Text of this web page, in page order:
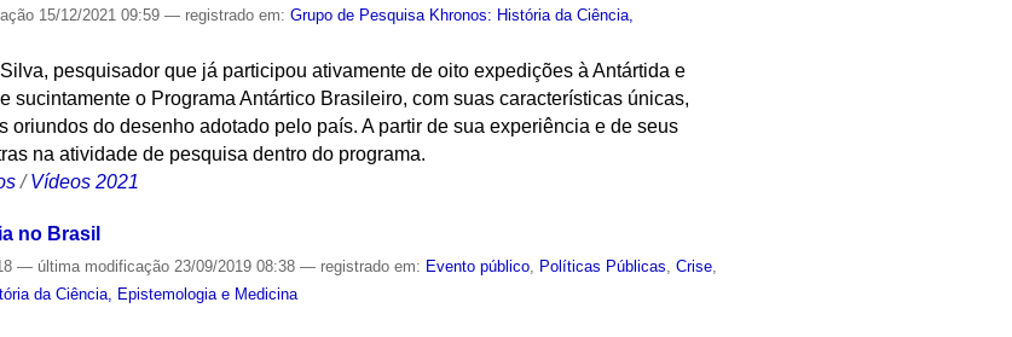
15/12/2021 09:59— registrado em:Grupo de Pesquisa Khronos: História da Ciência,
pesquisador que já participou ativamente de oito expedições à Antártida e
sucintamente o Programa Antártico Brasileiro, com suas características únicas,
oriundos do desenho adotado pelo país. A partir de sua experiência e de seus
na atividade de pesquisa dentro do programa.
/Vídeos 2021
no Brasil
— última modificação 23/09/2019 08:38— registrado em: Evento público Políticas Públicas ,Crise
da Ciência, Epistemologia e Medicina